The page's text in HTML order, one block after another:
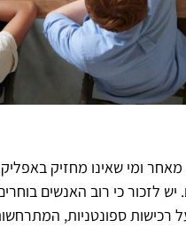
ומי שאינו מחזיק
לזכור כי רוב האנשים
רכישות ספונטניות,